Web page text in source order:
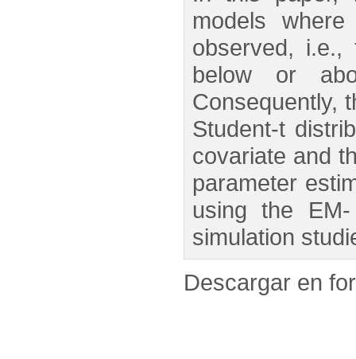
models
observed,
below or
Consequently,
Student-t
covariate and
parameter
using the
simulation
Descargar en